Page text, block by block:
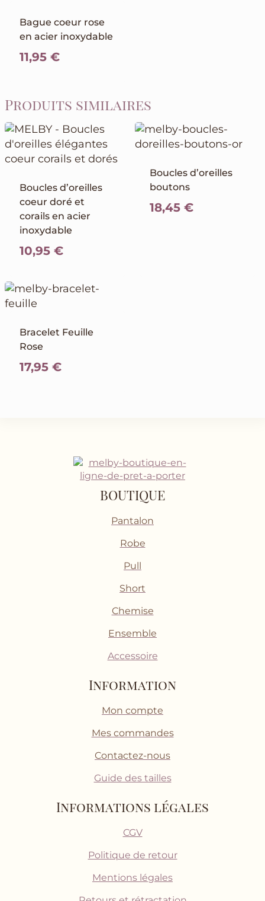
Bague coeur rose
en acier inoxydable
11,95 €
Produits similaires
Boucles d’oreilles
coeur doré et
corails en acier
inoxydable
10,95 €
Boucles d’oreilles
boutons
18,45 €
Bracelet Feuille
Rose
17,95 €
BOUTIQUE
Pantalon
Robe
Pull
Short
Chemise
Ensemble
Accessoire
Information
Mon compte
Mes commandes
Contactez-nous
Guide des tailles
Informations légales
CGV
Politique de retour
Mentions légales